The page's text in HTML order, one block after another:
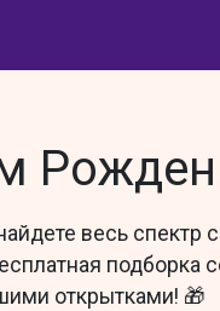
весь
подборка
открытками! 🎁